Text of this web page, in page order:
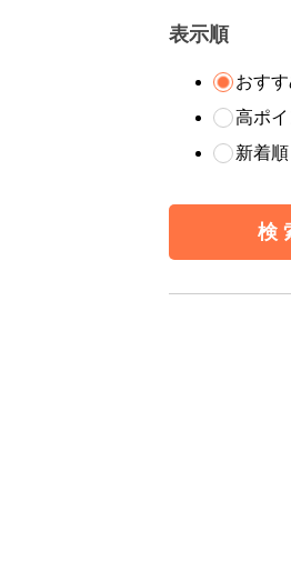
表示順
おす
高ポ
新着順